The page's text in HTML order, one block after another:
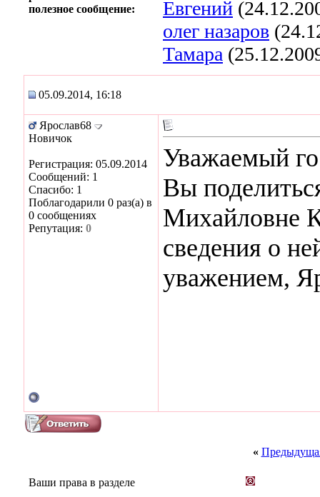
полезное сообщение:
Евгений
олег назаров
Тамара
05.09.2014, 16:18
Ярослав68
Новичок
Регистрация: 05.09.2014
Сообщений: 1
Спасибо: 1
Поблагодарили 0 раз(а) в
0 сообщениях
Репутация: 0
Уважаемый
Вы
Михайловне
сведения о
уважением,
«
Ваши права в разделе